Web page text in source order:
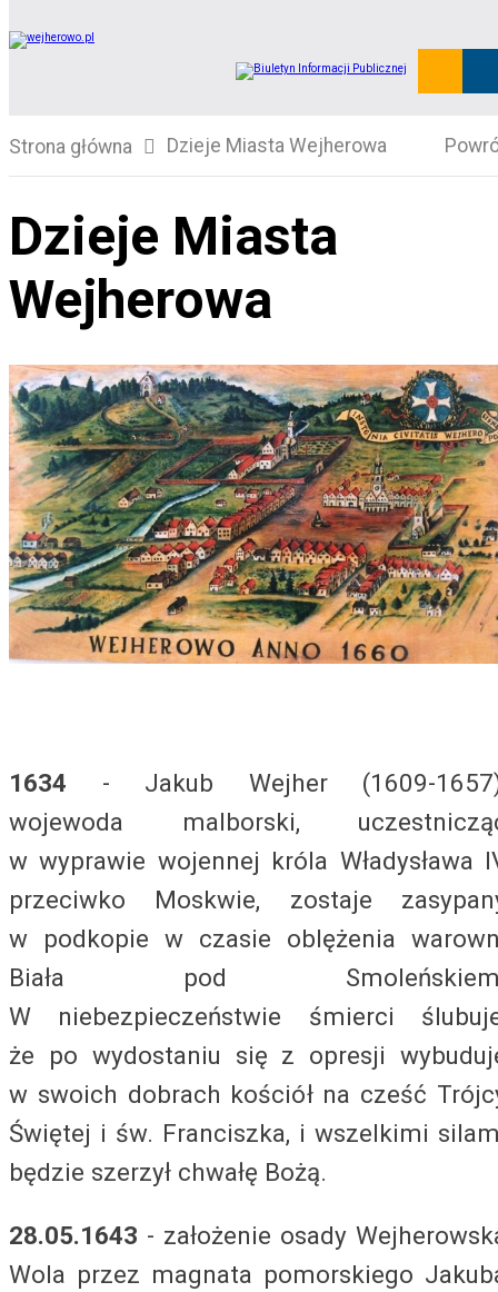
Strona główna Dzieje Miasta Wejherowa
Dzieje Miasta
Wejherowa
1634 - Jakub Wejher (1609-
wojewoda malborski,
w wyprawie wojennej króla Władysława
przeciwko Moskwie, zostaje
w podkopie w czasie oblężenia
Biała pod
W niebezpieczeństwie śmierci
że po wydostaniu się z opresji
w swoich dobrach kościół na cześć
Świętej i św. Franciszka, i wszelkimi
będzie szerzył chwałę Bożą.
28.05.1643 - założenie osady
Wola przez magnata pomorskiego